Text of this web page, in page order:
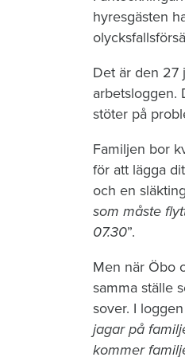
hyresgästen
Det är den 27
arbetsloggen.
stöter på
Familjen bor
för att lägga
och en
som måste
07.30”.
Men när Öbo
samma ställe
sover. I
jagar på
kommer